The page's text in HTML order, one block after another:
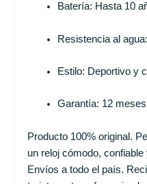
Batería: Hasta 10
Resistencia al
Estilo: Deportivo y
Garantía: 12
Producto 100% original.
un reloj cómodo, confiable
Envíos a todo el país.